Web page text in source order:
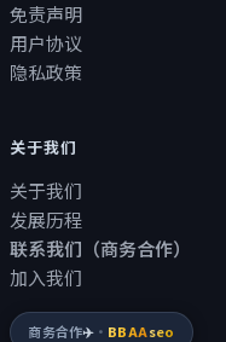
免责声明
用户协议
隐私政策
关于我们
关于我们
发展历程
联系我们（商务合作）
加入我们
商务合作✈️· BBAAseo